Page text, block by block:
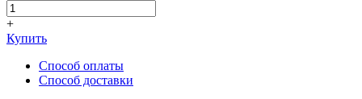
+
Купить
Способ оплаты
Способ доставки